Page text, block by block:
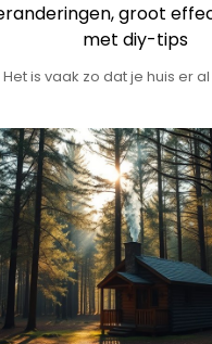
groot
met diy-tips
Het is vaak zo dat je huis er